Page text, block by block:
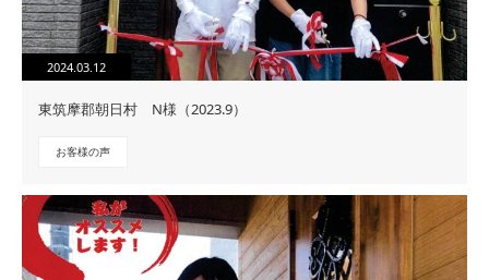
2024.03.12
東筑摩郡朝日村 N様（2023.9）
お客様の声